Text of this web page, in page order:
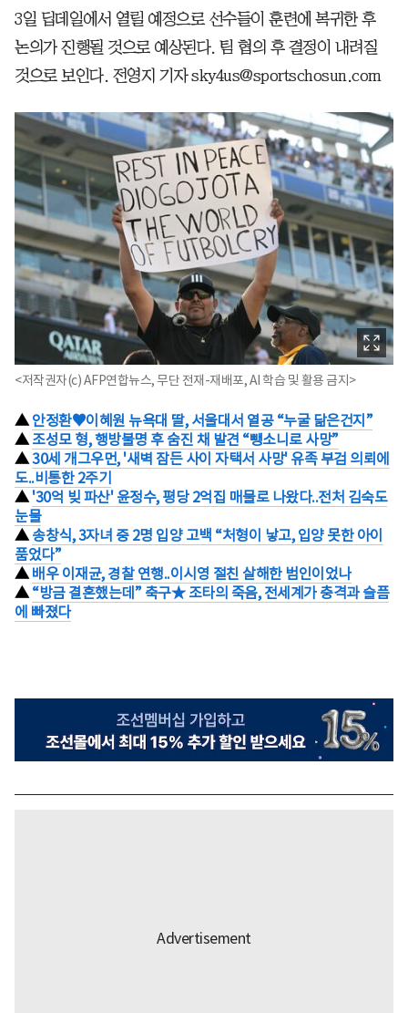
3일 딥데일에서 열릴 예정으로 선수들이 훈련에 복귀한 후
논의가 진행될 것으로 예상된다. 팀 협의 후 결정이 내려질
것으로 보인다. 전영지 기자 sky4us@sportschosun.com
<저작권자(c) AFP연합뉴스, 무단 전재-재배포, AI 학습 및 활용 금지>
▲ 안정환♥이혜원 뉴욕대 딸, 서울대서 열공 “누굴 닮은건지”
▲ 조성모 형, 행방불명 후 숨진 채 발견 “뺑소니로 사망”
▲30세 개그우먼, '새벽 잠든 사이 자택서 사망' 유족 부검 의뢰에
도..비통한 2주기
▲ '30억 빚 파산' 윤정수, 평당 2억집 매물로 나왔다..전처 김숙도
눈물
▲ 송창식, 3자녀 중 2명 입양 고백 “처형이 낳고, 입양 못한 아이
품었다”
▲ 배우 이재균, 경찰 연행..이시영 절친 살해한 범인이었나
▲ “방금 결혼했는데” 축구★ 조타의 죽음, 전세계가 충격과 슬픔
에 빠졌다